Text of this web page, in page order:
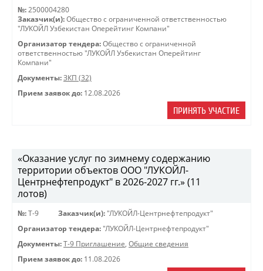
№: 2500004280
Заказчик(и): Общество с ограниченной ответственностью
"ЛУКОЙЛ Узбекистан Оперейтинг Компани"
Организатор тендера: Общество с ограниченной
ответственностью "ЛУКОЙЛ Узбекистан Оперейтинг
Компани"
Документы: ЗКП (32)
Прием заявок до: 12.08.2026
ПРИНЯТЬ УЧАСТИЕ
«Оказание услуг по зимнему содержанию
территории объектов ООО "ЛУКОЙЛ-
Центрнефтепродукт" в 2026-2027 гг.» (11
лотов)
№: Т-9 Заказчик(и): "ЛУКОЙЛ-Центрнефтепродукт"
Организатор тендера: "ЛУКОЙЛ-Центрнефтепродукт"
Документы: Т-9 Приглашение, Общие сведения
Прием заявок до: 11.08.2026